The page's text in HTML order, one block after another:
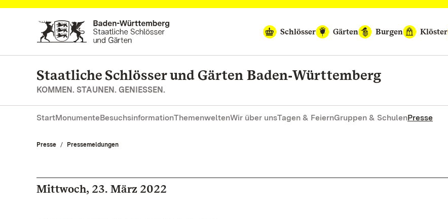
Zum Hauptinhalt springen
Schlösser
Gärten Burgen Klöster
Staatliche Schlösser und Gärten Baden‑Württemberg
KOMMEN. STAUNEN. GENIESSEN.
StartMonumenteBesuchsinformationThemenweltenWir über unsTagen & FeiernGruppen & SchulenPresse
Presse Pressemeldungen
Mittwoch, 23. März 2022